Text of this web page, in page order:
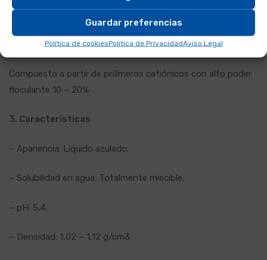
Guardar preferencias
Política de cookiesPolítica de PrivacidadAviso Legal
APTO PARA TODO TIPO DE PISCINAS.
2. Principales componentes
Compuesto a partir de polímeros catiónicos con alto poder
floculante 10 – 20%
3. Características
– Apariencia: Líquido azulado.
– Solubilidad en agua: Totalmente miscible.
– pH: 5,4.
– Densidad: 1,02 – 1,12 g/cm3